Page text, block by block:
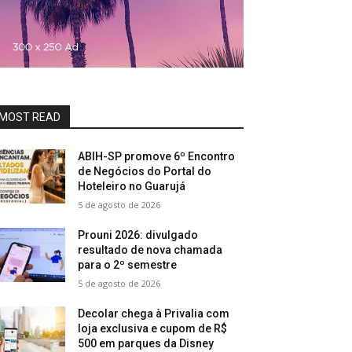
READ
ABIH-SP promove 6º Encontro
de Negócios do Portal do
Hoteleiro no Guarujá
5 de agosto de 2026
Prouni 2026: divulgado
resultado de nova chamada
para o 2º semestre
5 de agosto de 2026
Decolar chega à Privalia com
loja exclusiva e cupom de R$
500 em parques da Disney